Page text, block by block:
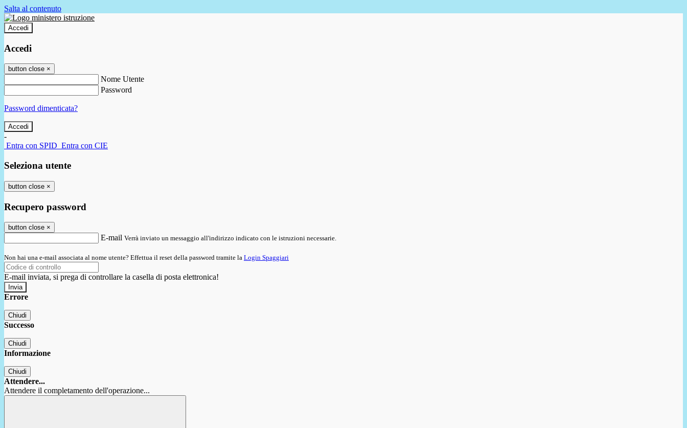
Salta al contenuto
Accedi
Accedi
button close ×
Nome Utente
Password
Password dimenticata?
-
Entra con SPID Entra con CIE
Seleziona utente
button close ×
Recupero password
button close ×
E-mail Verrà inviato un messaggio all'indirizzo indicato con le istruzioni necessarie.
Non hai una e-mail associata al nome utente? Effettua il reset della password tramite la Login Spaggiari
E-mail inviata, si prega di controllare la casella di posta elettronica!
Errore
Chiudi
Successo
Chiudi
Informazione
Chiudi
Attendere...
Attendere il completamento dell'operazione...